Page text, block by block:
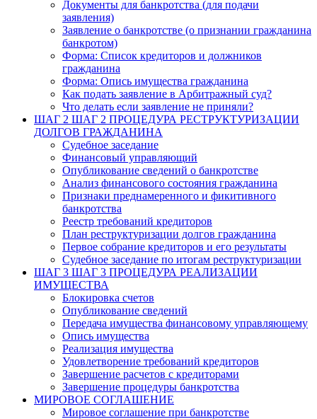
Документы для банкротства (для подачи
заявления)
Заявление о банкротстве (о признании гражданина
банкротом)
Форма: Список кредиторов и должников
гражданина
Форма: Опись имущества гражданина
Как подать заявление в Арбитражный суд?
Что делать если заявление не приняли?
ШАГ 2 ШАГ 2 ПРОЦЕДУРА РЕСТРУКТУРИЗАЦИИ
ДОЛГОВ ГРАЖДАНИНА
Судебное заседание
Финансовый управляющий
Опубликование сведений о банкротстве
Анализ финансового состояния гражданина
Признаки преднамеренного и фикитивного
банкротства
Реестр требований кредиторов
План реструктуризации долгов гражданина
Первое собрание кредиторов и его результаты
Судебное заседание по итогам реструктуризации
ШАГ 3 ШАГ 3 ПРОЦЕДУРА РЕАЛИЗАЦИИ
ИМУЩЕСТВА
Блокировка счетов
Опубликование сведений
Передача имущества финансовому управляющему
Опись имущества
Реализация имущества
Удовлетворение требований кредиторов
Завершение расчетов с кредиторами
Завершение процедуры банкротства
МИРОВОЕ СОГЛАШЕНИЕ
Мировое соглашение при банкротстве